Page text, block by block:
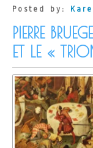
Posted by:
PIERRE
ET LE «